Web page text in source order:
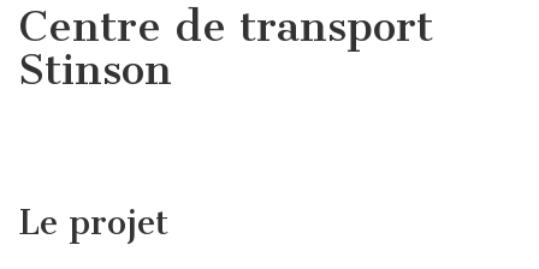
Centre de transport
Stinson
Le projet